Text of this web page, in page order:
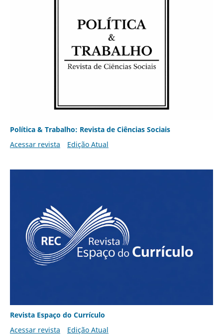
Política & Trabalho: Revista de Ciências Sociais
Acessar revista
Edição Atual
Revista Espaço do Currículo
Acessar revista
Edição Atual